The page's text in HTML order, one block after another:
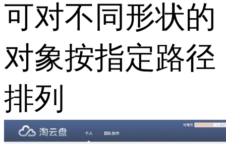
可对不同形状的
对象按指定路径
排列